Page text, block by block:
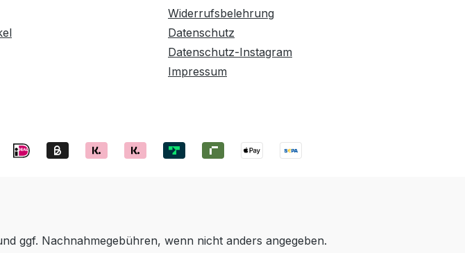
Widerrufsbelehrung
Datenschutz
Datenschutz-Instagram
Impressum
ggf. Nachnahmegebühren, wenn nicht anders angegeben.